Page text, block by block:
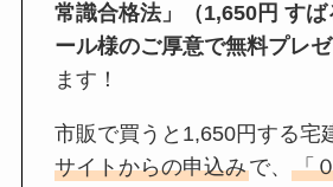
常識合格法」（1,650円 す
ール様のご厚意で無料プレ
ます！
市販で買うと1,650円する宅
サイトからの申込みで、 「